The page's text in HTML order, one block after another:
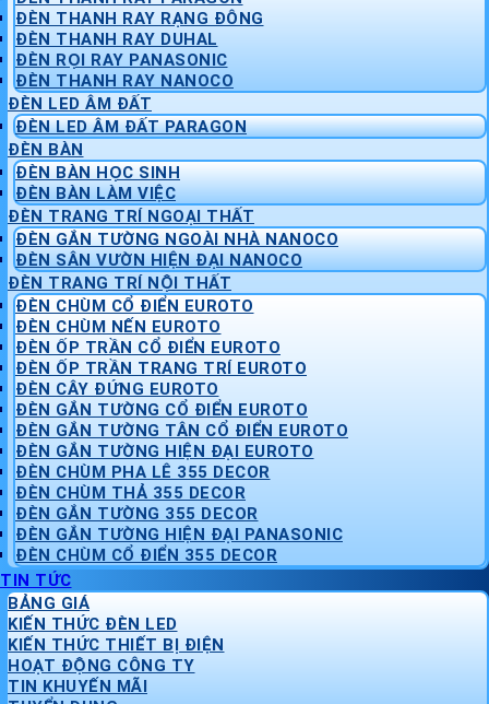
ĐÈN THANH RAY RẠNG ĐÔNG
ĐÈN THANH RAY DUHAL
ĐÈN RỌI RAY PANASONIC
ĐÈN THANH RAY NANOCO
ĐÈN LED ÂM ĐẤT
ĐÈN LED ÂM ĐẤT PARAGON
ĐÈN BÀN
ĐÈN BÀN HỌC SINH
ĐÈN BÀN LÀM VIỆC
ĐÈN TRANG TRÍ NGOẠI THẤT
ĐÈN GẮN TƯỜNG NGOÀI NHÀ NANOCO
ĐÈN SÂN VƯỜN HIỆN ĐẠI NANOCO
ĐÈN TRANG TRÍ NỘI THẤT
ĐÈN CHÙM CỔ ĐIỂN EUROTO
ĐÈN CHÙM NẾN EUROTO
ĐÈN ỐP TRẦN CỔ ĐIỂN EUROTO
ĐÈN ỐP TRẦN TRANG TRÍ EUROTO
ĐÈN CÂY ĐỨNG EUROTO
ĐÈN GẮN TƯỜNG CỔ ĐIỂN EUROTO
ĐÈN GẮN TƯỜNG TÂN CỔ ĐIỂN EUROTO
ĐÈN GẮN TƯỜNG HIỆN ĐẠI EUROTO
ĐÈN CHÙM PHA LÊ 355 DECOR
ĐÈN CHÙM THẢ 355 DECOR
ĐÈN GẮN TƯỜNG 355 DECOR
ĐÈN GẮN TƯỜNG HIỆN ĐẠI PANASONIC
ĐÈN CHÙM CỔ ĐIỂN 355 DECOR
TIN TỨC
BẢNG GIÁ
KIẾN THỨC ĐÈN LED
KIẾN THỨC THIẾT BỊ ĐIỆN
HOẠT ĐỘNG CÔNG TY
TIN KHUYẾN MÃI